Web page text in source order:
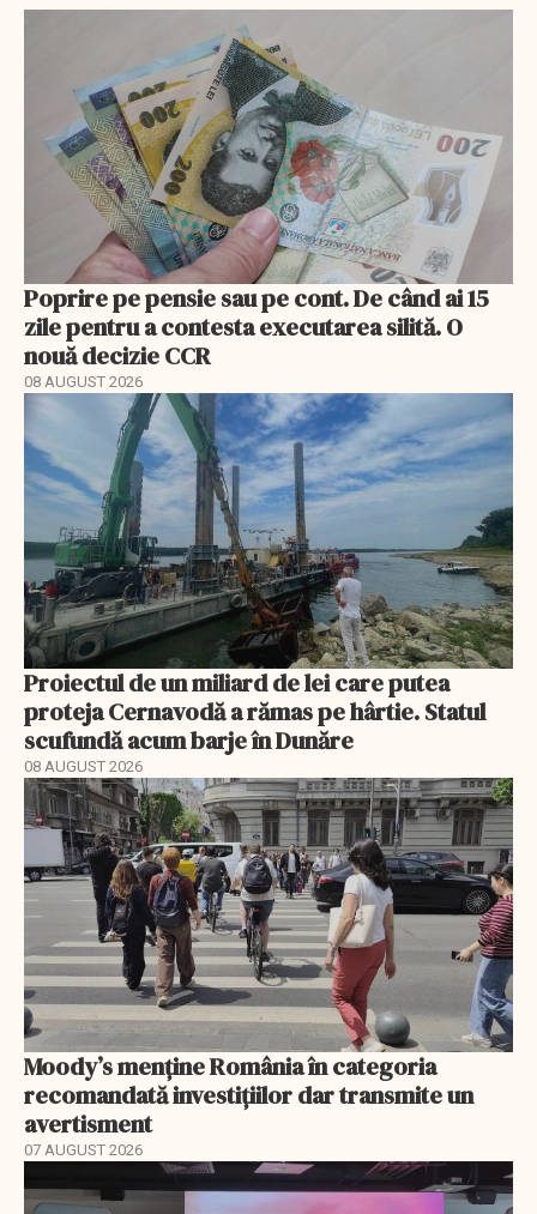
Poprire pe pensie sau pe cont. De când ai 15
zile pentru a contesta executarea silită. O
nouă decizie CCR
08 AUGUST 2026
Proiectul de un miliard de lei care putea
proteja Cernavodă a rămas pe hârtie. Statul
scufundă acum barje în Dunăre
08 AUGUST 2026
Moody’s menține România în categoria
recomandată investițiilor dar transmite un
avertisment
07 AUGUST 2026